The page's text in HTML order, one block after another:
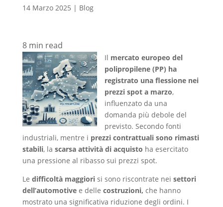
14 Marzo 2025 | Blog
8min read
Il mercato europeo del
polipropilene (PP) ha
registrato una flessione nei
prezzi spot a marzo,
influenzato da una
domanda più debole del
previsto. Secondo fonti
industriali, mentre i prezzi contrattuali sono rimasti
stabili, la scarsa attività di acquisto ha esercitato
una pressione al ribasso sui prezzi spot.
Le difficoltà maggiorisi sono riscontrate nei settori
dell’automotivee delle costruzioni, che hanno
mostrato una significativa riduzione degli ordini. I